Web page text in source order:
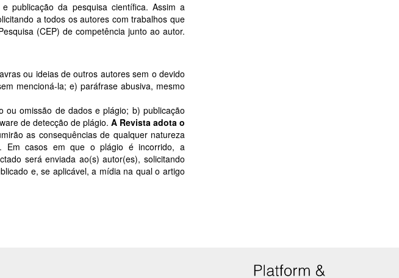
publicação da pesquisa científica. Assim a
a todos os autores com trabalhos que
(CEP) de competência junto ao autor.
ou ideias de outros autores sem o devido
mencioná-la; e) paráfrase abusiva, mesmo
ou omissão de dados e plágio; b) publicação
de detecção de plágio. A Revista adota o
as consequências de qualquer natureza
Em casos em que o plágio é incorrido, a
será enviada ao(s) autor(es), solicitando
e, se aplicável, a mídia na qual o artigo